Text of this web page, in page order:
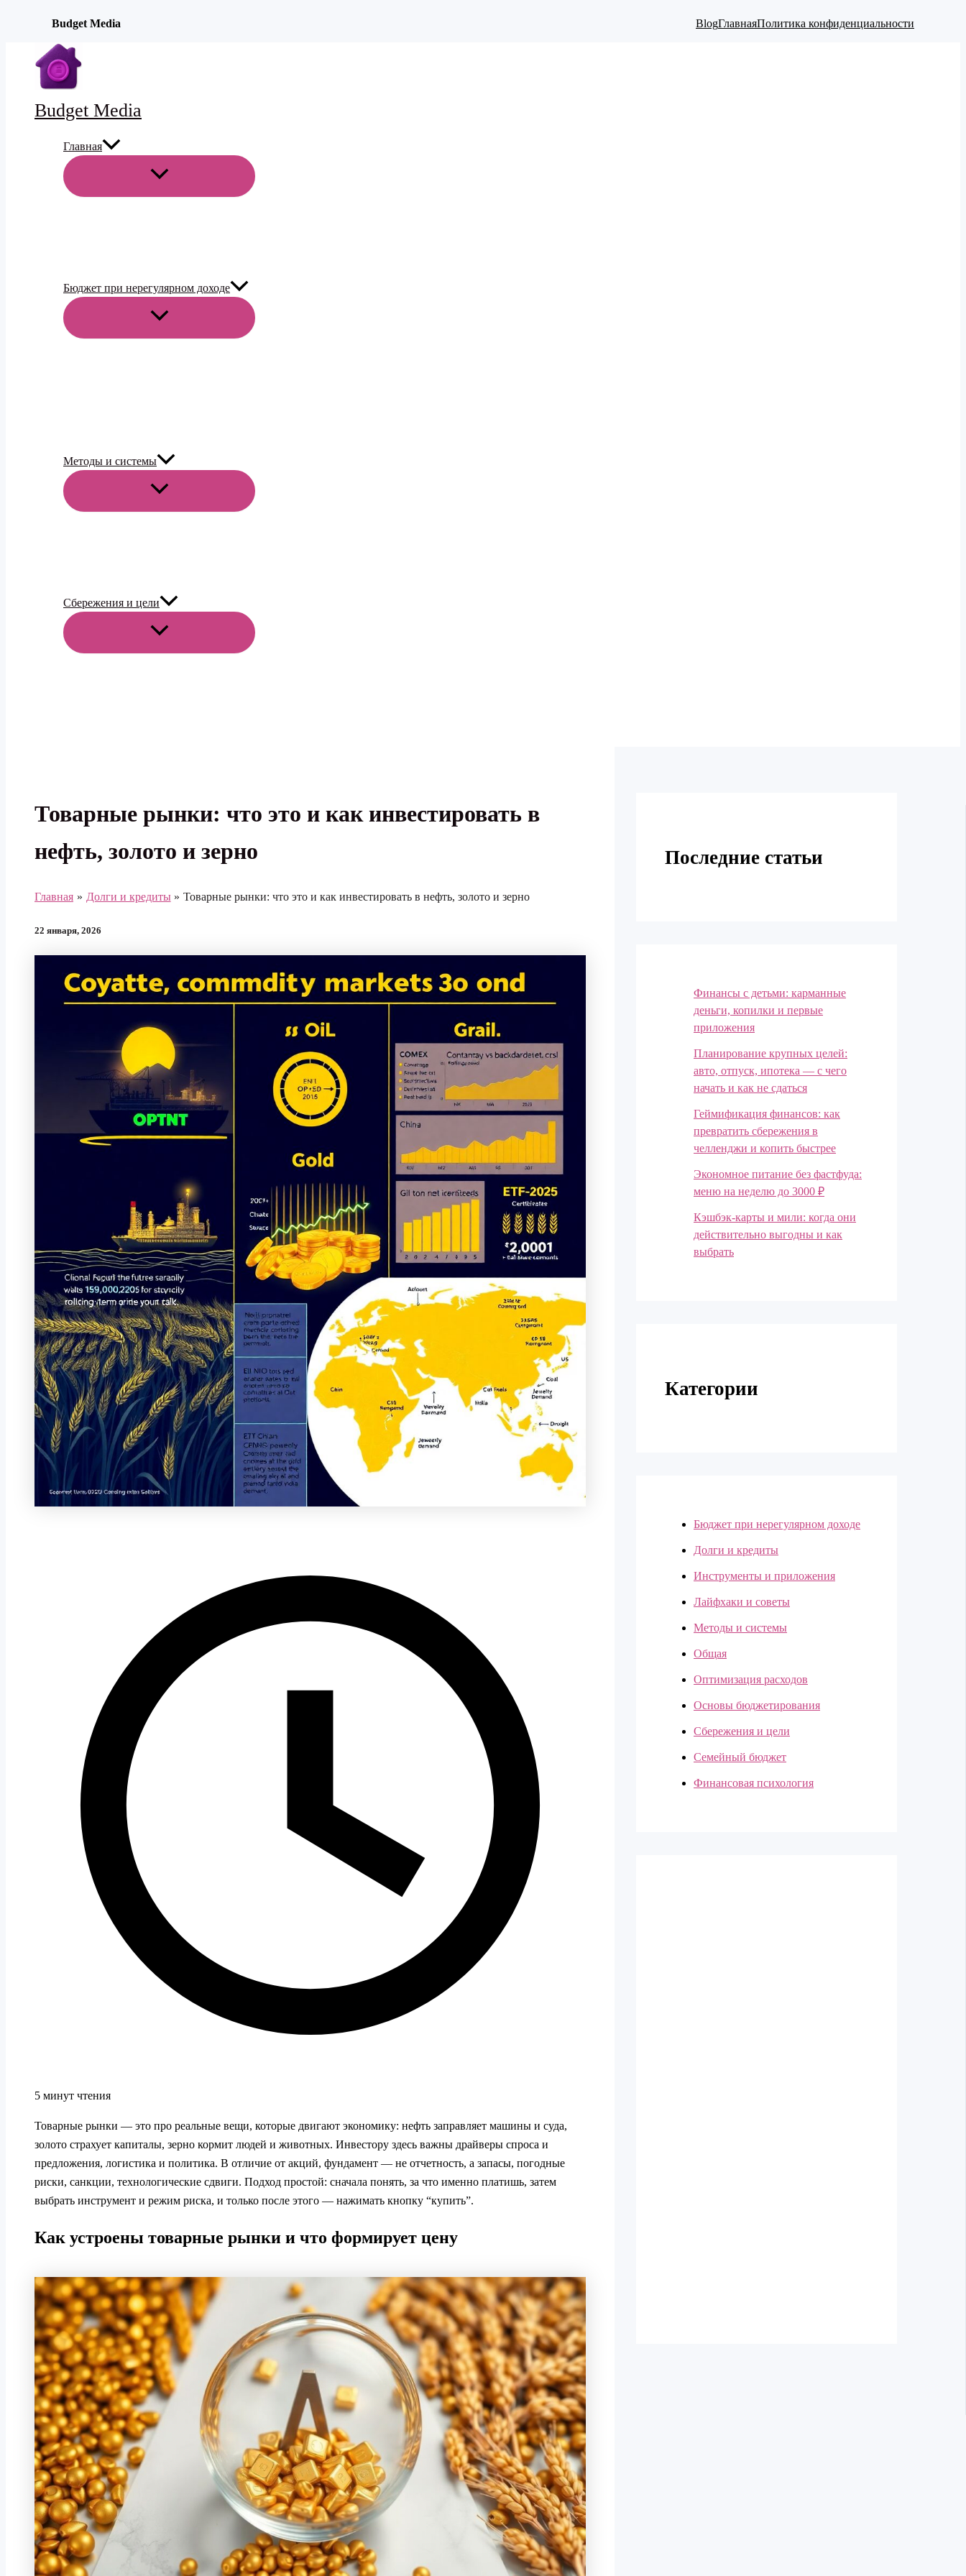
Budget Media BlogГлавнаяПолитика конфиденциальности
Перейти
содержимому
Budget Media
Главная
ПЕРЕКЛЮЧАТЕЛЬ
Бюджет при нерегулярном доходе
ПЕРЕКЛЮЧАТЕЛЬ
Методы и системы
ПЕРЕКЛЮЧАТЕЛЬ
Сбережения и цели
ПЕРЕКЛЮЧАТЕЛЬ
Товарные рынки: что это и как инвестировать в
нефть, золото и зерно
Главная Долги и кредиты Товарные рынки: что это и как инвестировать в нефть, золото и зерно
22 января, 2026
5 минут чтения
Товарные рынки — это про реальные вещи, которые двигают экономику: нефть заправляет машины и суда,
золото страхует капиталы, зерно кормит людей и животных. Инвестору здесь важны драйверы спроса и
предложения, логистика и политика. В отличие от акций, фундамент — не отчетность, а запасы, погодные
риски, санкции, технологические сдвиги. Подход простой: сначала понять, за что именно платишь, затем
выбрать инструмент и режим риска, и только после этого — нажимать кнопку “купить”.
Как устроены товарные рынки и что формирует цену
Последние статьи
Финансы с детьми: карманные
деньги, копилки и первые
приложения
Планирование крупных целей:
авто, отпуск, ипотека — с чего
начать и как не сдаться
Геймификация финансов: как
превратить сбережения в
челленджи и копить быстрее
Экономное питание без фастфуда:
меню на неделю до 3000 ₽
Кэшбэк-карты и мили: когда они
действительно выгодны и как
выбрать
Категории
Бюджет при нерегулярном доходе
Долги и кредиты
Инструменты и приложения
Лайфхаки и советы
Методы и системы
Общая
Оптимизация расходов
Основы бюджетирования
Сбережения и цели
Семейный бюджет
Финансовая психология